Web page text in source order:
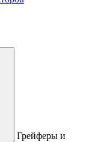
Грейферы и